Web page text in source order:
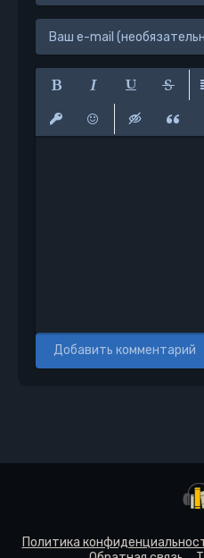
Полужирный
Курсив Подчеркнутый
Добавить комментарий
Политика